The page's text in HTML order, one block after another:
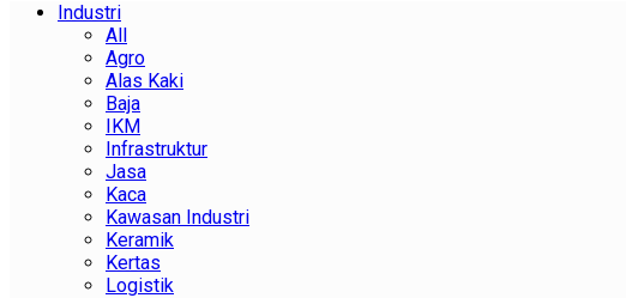
Industri
All
Agro
Alas Kaki
Baja
IKM
Infrastruktur
Jasa
Kaca
Kawasan Industri
Keramik
Kertas
Logistik